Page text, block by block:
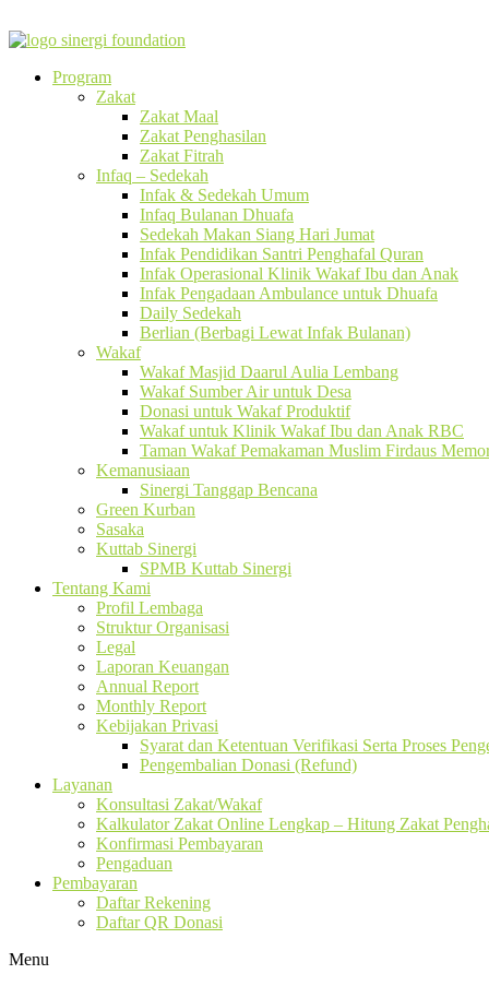
Program
Zakat
Zakat Maal
Zakat Penghasilan
Zakat Fitrah
Infaq – Sedekah
Infak & Sedekah Umum
Infaq Bulanan Dhuafa
Sedekah Makan Siang Hari Jumat
Infak Pendidikan Santri Penghafal Quran
Infak Operasional Klinik Wakaf Ibu dan Anak
Infak Pengadaan Ambulance untuk Dhuafa
Daily Sedekah
Berlian (Berbagi Lewat Infak Bulanan)
Wakaf
Wakaf Masjid Daarul Aulia Lembang
Wakaf Sumber Air untuk Desa
Donasi untuk Wakaf Produktif
Wakaf untuk Klinik Wakaf Ibu dan Anak RBC
Taman Wakaf Pemakaman Muslim Firdaus
Kemanusiaan
Sinergi Tanggap Bencana
Green Kurban
Sasaka
Kuttab Sinergi
SPMB Kuttab Sinergi
Tentang Kami
Profil Lembaga
Struktur Organisasi
Legal
Laporan Keuangan
Annual Report
Monthly Report
Kebijakan Privasi
Syarat dan Ketentuan Verifikasi Serta Proses
Pengembalian Donasi (Refund)
Layanan
Konsultasi Zakat/Wakaf
Kalkulator Zakat Online Lengkap – Hitung Zakat
Konfirmasi Pembayaran
Pengaduan
Pembayaran
Daftar Rekening
Daftar QR Donasi
Menu